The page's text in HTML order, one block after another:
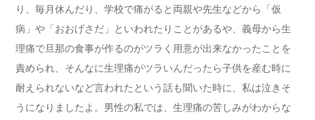
り、毎月休んだり、学校で痛がると両親や先生などから「仮
病」や「おおげさだ」といわれたりことがあるや、義母から生
理痛で旦那の食事が作るのがツラく用意が出来なかったことを
責められ、そんなに生理痛がツラいんだったら子供を産む時に
耐えられないなど言われたという話も聞いた時に、私は泣きそ
うになりましたよ。男性の私では、生理痛の苦しみがわからな